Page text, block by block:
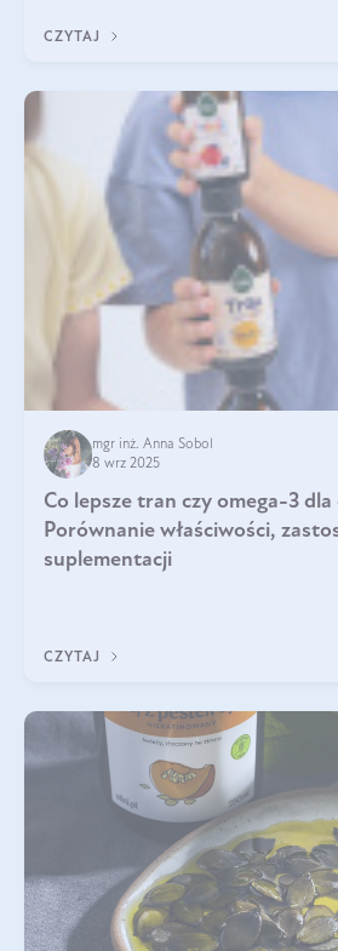
CZYTAJ
mgr inż. Anna Sobol
8 wrz 2025
Co lepsze tran czy omega-3 dla
Porównanie właściwości,
suplementacji
CZYTAJ